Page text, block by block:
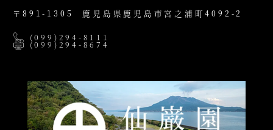
〒891-1305 鹿児島県鹿児島市宮之浦町4092-2
(099)294-8111
(099)294-8674